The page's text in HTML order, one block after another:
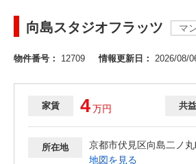
向島スタジオフラッツ マ
物件番号： 12709 情報更新日： 2026/08/
家賃 4万円 共
所在地
京都市伏見区向島二ノ
地図を見る